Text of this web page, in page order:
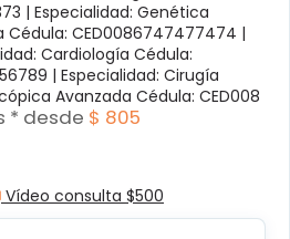
| Especialidad: Genética
Cédula: CED0086747477474 |
Cardiología Cédula:
| Especialidad: Cirugía
Avanzada Cédula: CED008
* desde $ 805
Vídeo consulta $500